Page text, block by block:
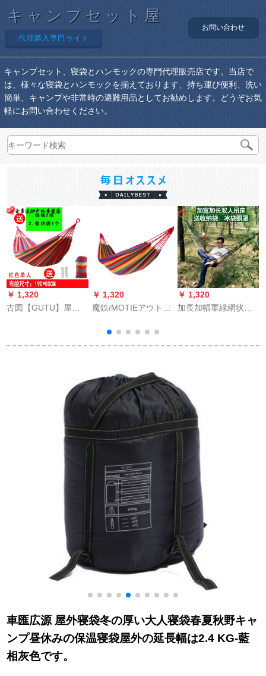
キャンプセット屋
代理購入専門サイト
お問い合わせ
キャンプセット、寝袋とハンモックの専門代理販売店です。当店で
は、様々な寝袋とハンモックを揃えております、持ち運び便利、洗い
簡単、キャンプや非常時の避難用品としてお勧めします。どうぞお気
軽にお問い合わせください。
￥ 1,320
古図【GUTU】屋外
19080シングルブラ
￥ 1,320
魔鉄/MOTIEアウトド
ルブランコシングル
ペアの厚さと幅の広
キャンピング野宿280
x 80レッドカラーの
シングル280*80レッ
ドカラーのシングル
￥ 1,320
加長加幅軍緑網状大
イロン網袋吊りネッ
車匯広源 屋外寝袋冬の厚い大人寝袋春夏秋野キャ
ンプ昼休みの保温寝袋屋外の延長幅は2.4 KG-藍
相灰色です。